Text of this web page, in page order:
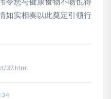
如实相奏以此奠定引领行
37.html